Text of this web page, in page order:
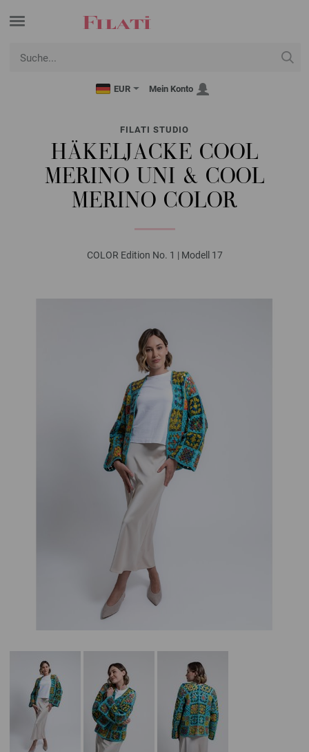
EUR Mein Konto
FILATI STUDIO
HÄKELJACKE COOL
MERINO UNI & COOL
MERINO COLOR
COLOR Edition No. 1 | Modell 17